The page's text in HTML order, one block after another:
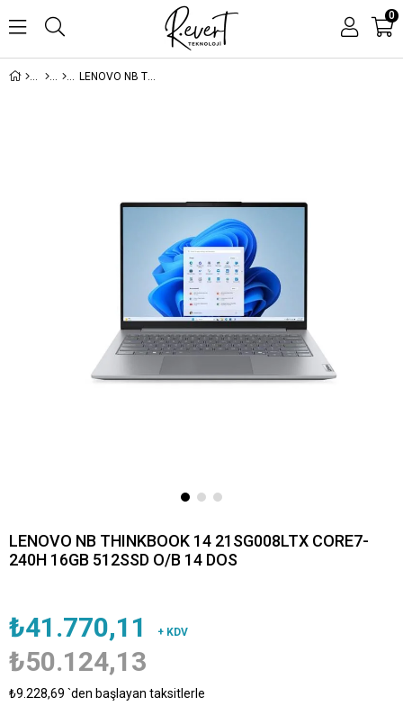
0
LENOVO NB THINKBOOK 14 21SG008LTX CORE7-240H 16GB 512SSD O/B 14 DOS
LENOVO NB THINKBOOK 14 21SG008LTX CORE7-
240H 16GB 512SSD O/B 14 DOS
₺41.770,11 + KDV
₺50.124,13
₺9.228,69 `den başlayan taksitlerle